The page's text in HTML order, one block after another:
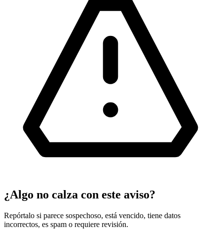
¿Algo no calza con este aviso?
Repórtalo si parece sospechoso, está vencido, tiene datos
incorrectos, es spam o requiere revisión.